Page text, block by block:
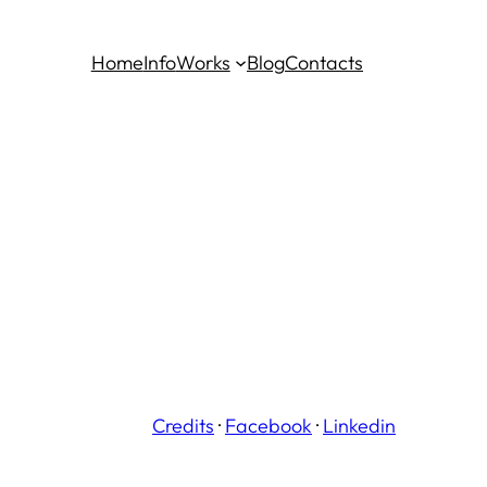
HomeInfoWorks BlogContacts
Credits · Facebook · Linkedin